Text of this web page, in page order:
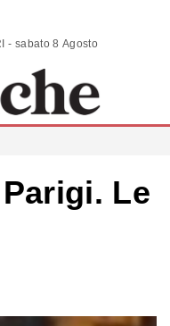
ANALISI | COMMENTI | SCENARI - sabato 8 Agosto 2026
Le